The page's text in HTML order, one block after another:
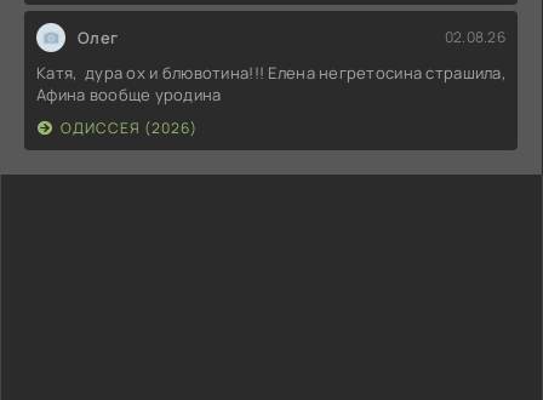
Олег 02.08.26
Катя, дура ох и блювотина!!! Елена негретосина страшила,
Афина вообще уродина
ОДИССЕЯ (2026)